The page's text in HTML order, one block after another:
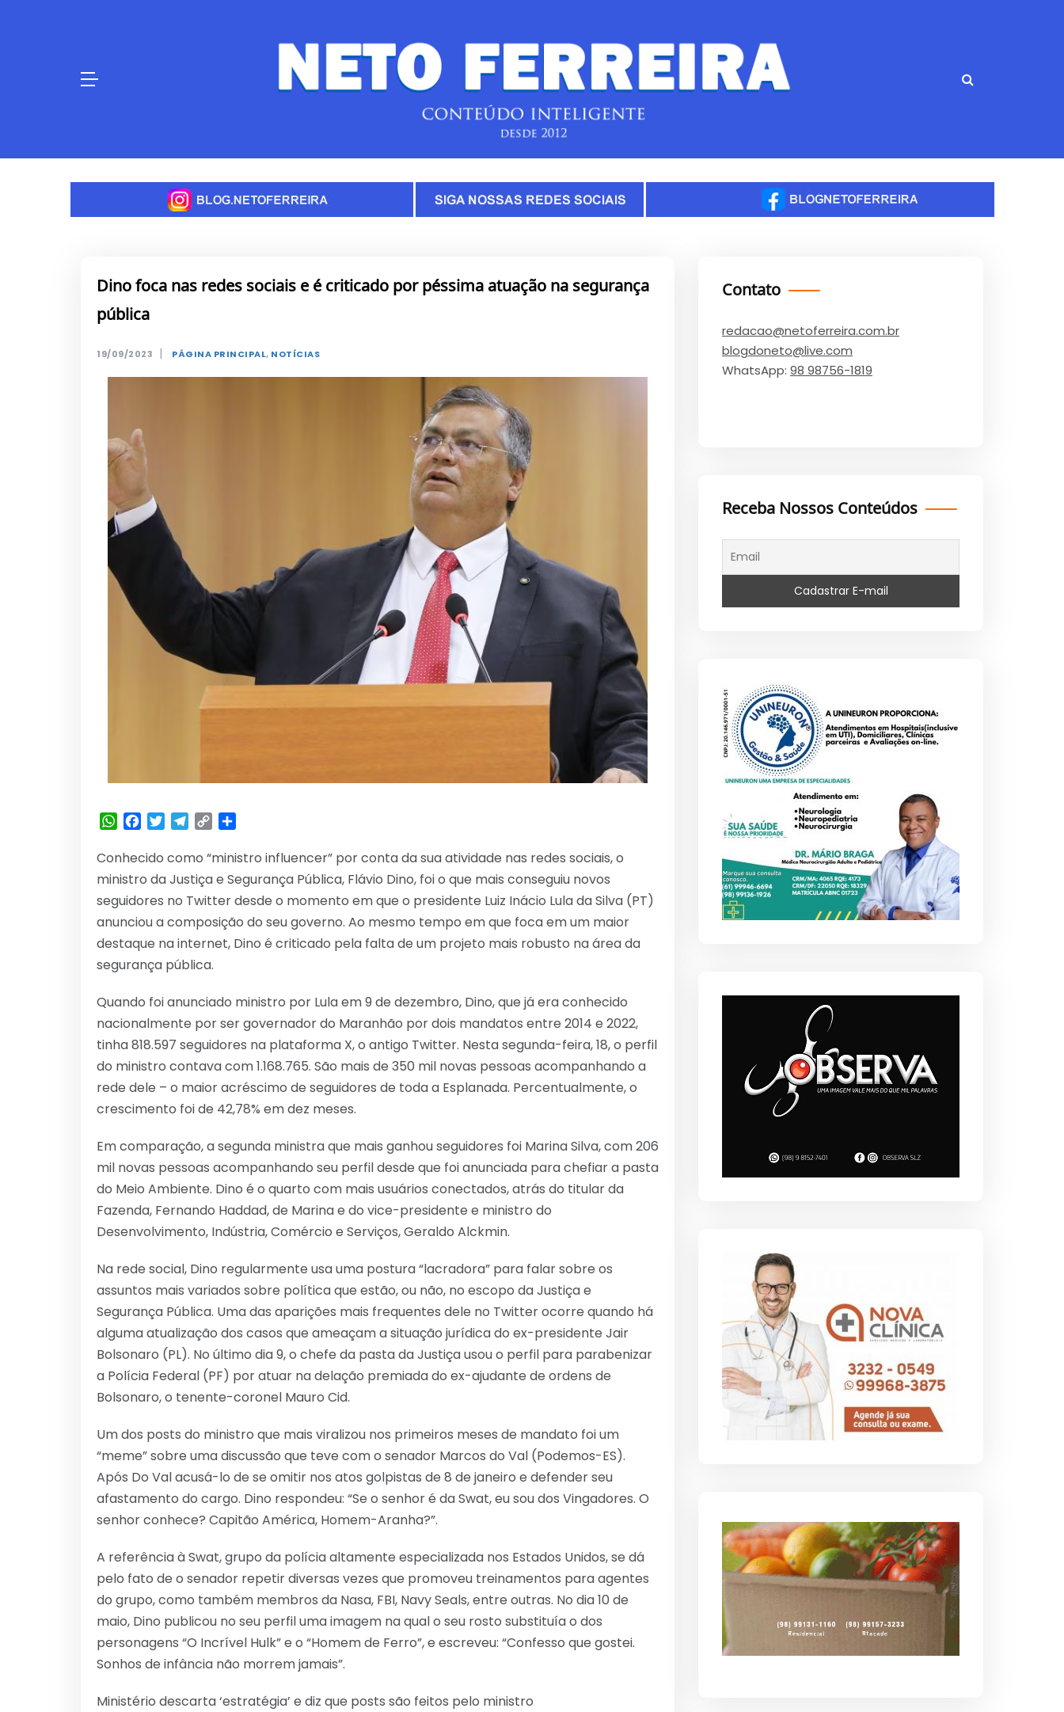
Dino foca nas redes sociais e é criticado por péssima atuação na segurança
pública
19/09/2023 | PÁGINA PRINCIPAL, NOTÍCIAS
WhatsApp
Facebook
TwitterTelegram
Copy
Conhecido como “ministro influencer” por conta da sua atividade nas redes sociais, o
ministro da Justiça e Segurança Pública, Flávio Dino, foi o que mais conseguiu novos
seguidores no Twitter desde o momento em que o presidente Luiz Inácio Lula da Silva (PT)
anunciou a composição do seu governo. Ao mesmo tempo em que foca em um maior
destaque na internet, Dino é criticado pela falta de um projeto mais robusto na área da
segurança pública.
Quando foi anunciado ministro por Lula em 9 de dezembro, Dino, que já era conhecido
nacionalmente por ser governador do Maranhão por dois mandatos entre 2014 e 2022,
tinha 818.597 seguidores na plataforma X, o antigo Twitter. Nesta segunda-feira, 18, o perfil
do ministro contava com 1.168.765. São mais de 350 mil novas pessoas acompanhando a
rede dele – o maior acréscimo de seguidores de toda a Esplanada. Percentualmente, o
crescimento foi de 42,78% em dez meses.
Em comparação, a segunda ministra que mais ganhou seguidores foi Marina Silva, com 206
mil novas pessoas acompanhando seu perfil desde que foi anunciada para chefiar a pasta
do Meio Ambiente. Dino é o quarto com mais usuários conectados, atrás do titular da
Fazenda, Fernando Haddad, de Marina e do vice-presidente e ministro do
Desenvolvimento, Indústria, Comércio e Serviços, Geraldo Alckmin.
Na rede social, Dino regularmente usa uma postura “lacradora” para falar sobre os
assuntos mais variados sobre política que estão, ou não, no escopo da Justiça e
Segurança Pública. Uma das aparições mais frequentes dele no Twitter ocorre quando há
alguma atualização dos casos que ameaçam a situação jurídica do ex-presidente Jair
Bolsonaro (PL). No último dia 9, o chefe da pasta da Justiça usou o perfil para parabenizar
a Polícia Federal (PF) por atuar na delação premiada do ex-ajudante de ordens de
Bolsonaro, o tenente-coronel Mauro Cid.
Um dos posts do ministro que mais viralizou nos primeiros meses de mandato foi um
“meme” sobre uma discussão que teve com o senador Marcos do Val (Podemos-ES).
Após Do Val acusá-lo de se omitir nos atos golpistas de 8 de janeiro e defender seu
afastamento do cargo. Dino respondeu: “Se o senhor é da Swat, eu sou dos Vingadores. O
senhor conhece? Capitão América, Homem-Aranha?”.
A referência à Swat, grupo da polícia altamente especializada nos Estados Unidos, se dá
pelo fato de o senador repetir diversas vezes que promoveu treinamentos para agentes
do grupo, como também membros da Nasa, FBI, Navy Seals, entre outras. No dia 10 de
maio, Dino publicou no seu perfil uma imagem na qual o seu rosto substituía o dos
personagens “O Incrível Hulk” e o “Homem de Ferro”, e escreveu: “Confesso que gostei.
Sonhos de infância não morrem jamais”.
Ministério descarta ‘estratégia’ e diz que posts são feitos pelo ministro
Contato
redacao@netoferreira.com.br
blogdoneto@live.com
WhatsApp: 98 98756-1819
Receba Nossos Conteúdos